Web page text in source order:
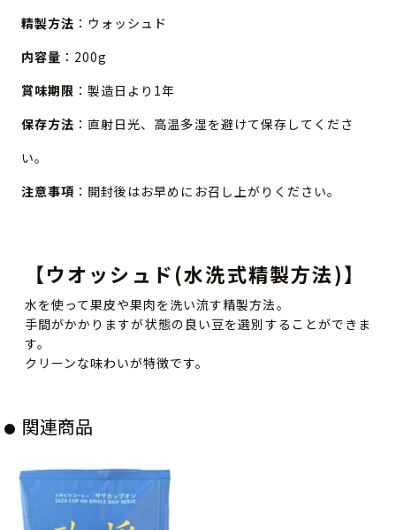
精製方法 ：ウォッシュド
内容量 ：200g
賞味期限 ：製造日より1年
保存方法 ：直射日光、高温多湿を避けて保存してくださ
い。
注意事項 ：開封後はお早めにお召し上がりください。
【ウオッシュド(水洗式精製方法)】
水を使って果皮や果肉を洗い流す精製方法。
手間がかかりますが状態の良い豆を選別することができま
す。
クリーンな味わいが特徴です。
関連商品